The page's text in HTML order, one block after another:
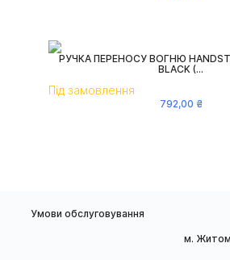
РУЧКА ПЕРЕНОСУ ВОГНЮ
BLACK (...
Під замовлення
792,00 ₴
Умови обслуговування
м.